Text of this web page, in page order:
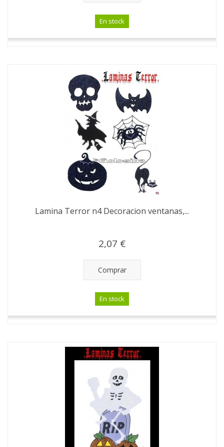
En stock
Lamina Terror n4 Decoracion ventanas,...
2,07 €
Comprar
En stock